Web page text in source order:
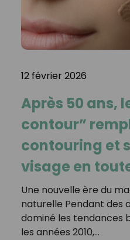
12 février 2026
Après 50 ans,
contour”
contouring et
visage en
Une nouvelle ère du
naturelle Pendant des
dominé les tendances
les années 2010,…